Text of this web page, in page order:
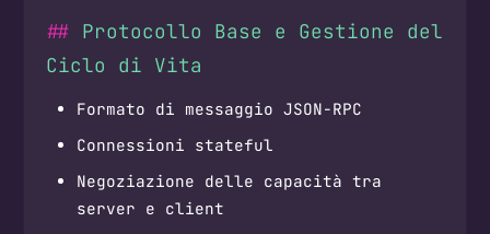
Protocollo Base e Gestione del
Ciclo di Vita
Formato di messaggio JSON-RPC
Connessioni stateful
Negoziazione delle capacità tra
server e client